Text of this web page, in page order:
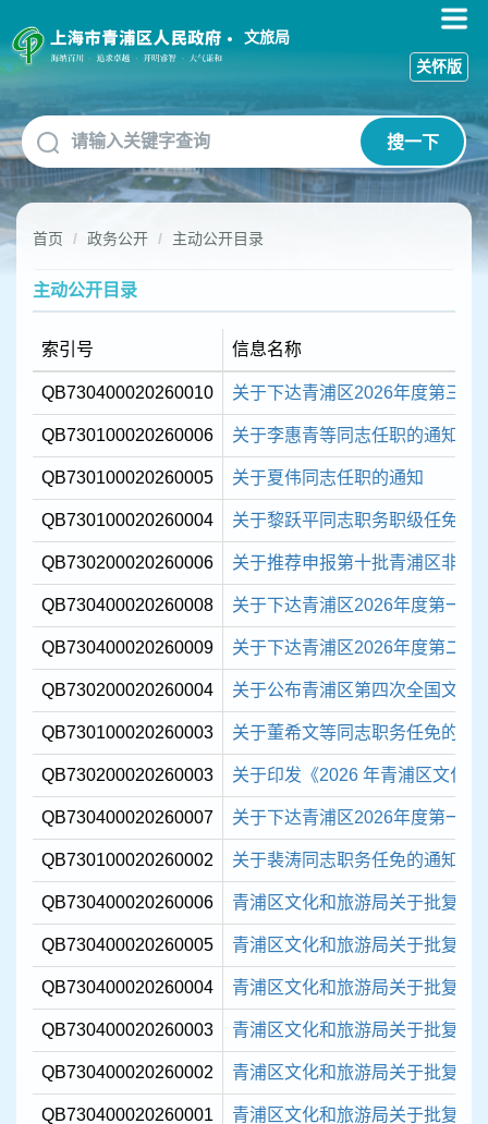
障
碍
作
说
明
跳
到
网
文旅局
搜一下
关怀版
首页 政务公开 主动公开目录
主动公开目录
索引号 信息名称
QB730400020260010 关于下达青浦区2026年度第三
QB730100020260006 关于李惠青等同志任职的通知
QB730100020260005 关于夏伟同志任职的通知
QB730100020260004 关于黎跃平同志职务职级任免的
QB730200020260006 关于推荐申报第十批青浦区非物
QB730400020260008 关于下达青浦区2026年度第一
QB730400020260009 关于下达青浦区2026年度第二
QB730200020260004 关于公布青浦区第四次全国文物
QB730100020260003 关于董希文等同志职务任免的通
QB730200020260003 关于印发《2026 年青浦区文化
QB730400020260007 关于下达青浦区2026年度第一
QB730100020260002 关于裴涛同志职务任免的通知
QB730400020260006 青浦区文化和旅游局关于批复
QB730400020260005 青浦区文化和旅游局关于批复
QB730400020260004 青浦区文化和旅游局关于批复
QB730400020260003 青浦区文化和旅游局关于批复
QB730400020260002 青浦区文化和旅游局关于批复
QB730400020260001 青浦区文化和旅游局关于批复